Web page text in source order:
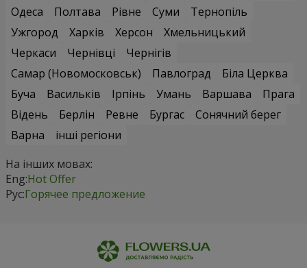
Одеса
Полтава Рівне Суми
Тернопіль
Ужгород
Харків Херсон
Хмельницький
Черкаси
Чернівці
Чернігів
Самар (Новомосковськ)
Павлоград
Біла Церква
Буча
Васильків Ірпінь Умань Варшава
Прага
Відень
Берлін Ревне Бургас
Сонячний берег
Варна
інші регіони
На інших мовах:
Eng:Hot Offer
Рус:Горячее предложение